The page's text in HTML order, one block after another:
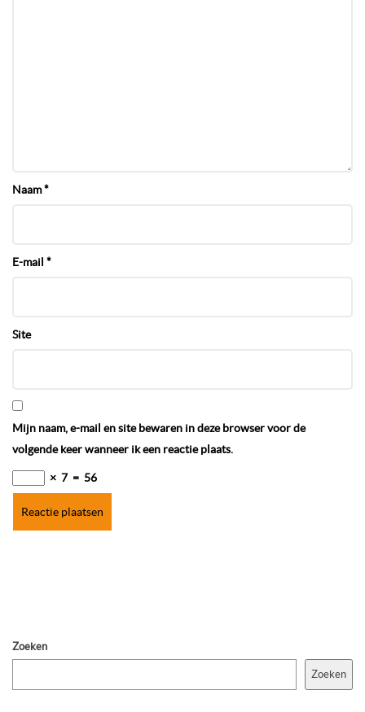
Naam*
E-mail *
Site
Mijn naam, e-mail en site bewaren in deze browser voor de
volgende keer wanneer ik een reactie plaats.
× 7 = 56
Zoeken
Zoeken